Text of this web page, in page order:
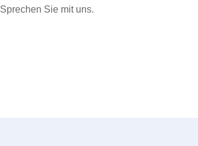
Sprechen Sie mit uns.